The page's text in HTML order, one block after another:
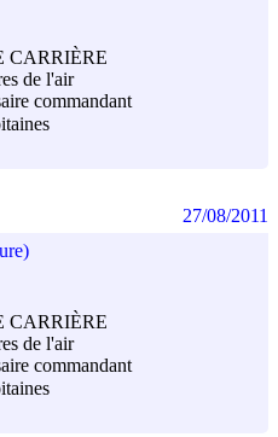
CARRIÈRE
de l'air
commandant
CARRIÈRE
de l'air
commandant
27/08/2011